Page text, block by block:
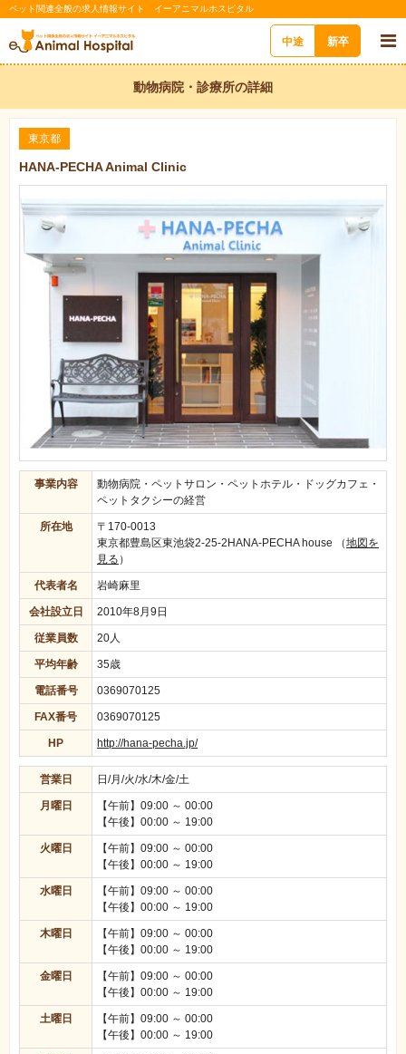
ペット関連全般の求人情報サイト イーアニマルホスピタル
中途 新卒
動物病院・診療所の詳細
東京都
HANA-PECHA Animal Clinic
事業内容
動物病院・ペットサロン・ペットホテル・ドッグカフェ・
ペットタクシーの経営
所在地
〒170-0013
東京都豊島区東池袋2-25-2HANA-PECHA house
（地図を
見る ）
代表者名 岩崎麻里
会社設立日 2010年8月9日
従業員数 20人
平均年齢 35歳
電話番号 0369070125
FAX番号 0369070125
HP http://hana-pecha.jp/
営業日 日/月/火/水/木/金/土
月曜日
【午前】09:00 ～ 00:00
【午後】00:00 ～ 19:00
火曜日
【午前】09:00 ～ 00:00
【午後】00:00 ～ 19:00
水曜日
【午前】09:00 ～ 00:00
【午後】00:00 ～ 19:00
木曜日
【午前】09:00 ～ 00:00
【午後】00:00 ～ 19:00
金曜日
【午前】09:00 ～ 00:00
【午後】00:00 ～ 19:00
土曜日
【午前】09:00 ～ 00:00
【午後】00:00 ～ 19:00